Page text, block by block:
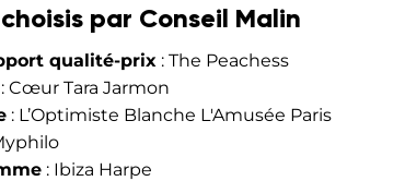
par Conseil Malin
qualité-prix : The Peachess
: Cœur Tara Jarmon
: L’Optimiste Blanche L'Amusée Paris
: Ibiza Harpe